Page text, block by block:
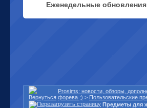
Еженедельные
Prosims: новости, обзоры,
форева ;) > Пользовательские
Предметы для